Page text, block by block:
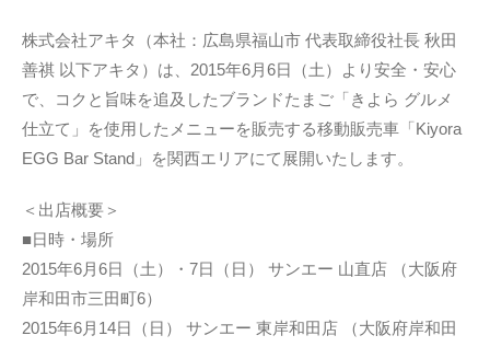
株式会社アキタ（本社：広島県福山市 代表取締役社長 秋田
善祺 以下アキタ）は、2015年6月6日（土）より安全・安心
で、コクと旨味を追及したブランドたまご「きよら グルメ
仕立て」を使用したメニューを販売する移動販売車「Kiyora
EGG Bar Stand」を関西エリアにて展開いたします。
＜出店概要＞
■日時・場所
2015年6月6日（土）・7日（日） サンエー 山直店 （大阪府
岸和田市三田町6）
2015年6月14日（日） サンエー 東岸和田店 （大阪府岸和田